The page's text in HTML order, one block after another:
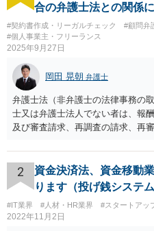
合の弁護士法との関係
#契約書作成・リーガルチェック #顧問弁
#個人事業主・フリーランス
2025年9月27日
岡田 晃朝 弁護士
弁護士法（非弁護士の法律事務の
士又は弁護士法人でない者は、報
及び審査請求、再調査の請求、再
の他の法律事務を取り扱い、又は
ことができない。ただし、この法
場合は、この限りでない。 で、自
ないものに、あっせんしたりする
と思います。
2
資金決済法、資金移動
ります（投げ銭システ
#IT業界 #人材・HR業界 #スタートアッ
2022年11月2日